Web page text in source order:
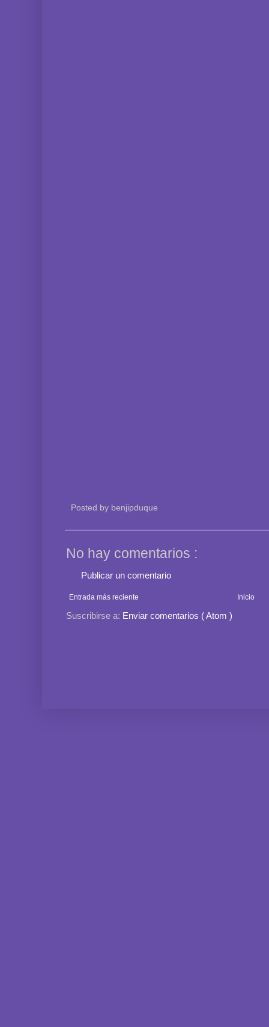
Posted by benjipduque
No hay comentarios :
Publicar un comentario
Entrada más reciente Inicio
Suscribirse a: Enviar comentarios ( Atom )